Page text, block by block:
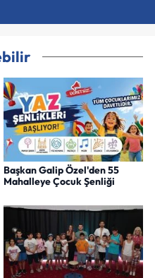
Başkan Galip Özel'den 55
Mahalleye Çocuk Şenliği